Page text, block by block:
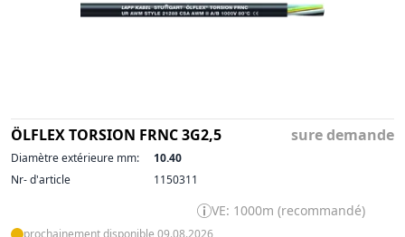
ÖLFLEX TORSION FRNC 3G2,5 sure demande
Diamètre extérieure mm:
10.40
Nr- d'article
1150311
VE: 1000m (recommandé)
prochainement disponible 09.08.2026